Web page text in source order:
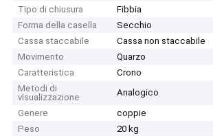
Tipo di chiusura
Fibbia
Forma della casella
Secchio
Cassa staccabile
Cassa non staccabile
Movimento
Quarzo
Caratteristica
Crono
Metodi di
visualizzazione
Analogico
Genere
coppie
Peso
20 kg